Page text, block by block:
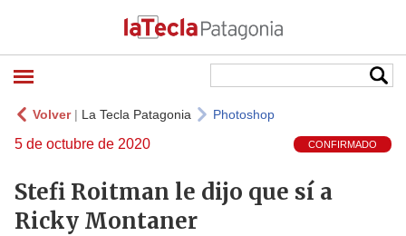
Volver| La Tecla Patagonia Photoshop
5 de octubre de 2020 CONFIRMADO
Stefi Roitman le dijo que sí a
Ricky Montaner